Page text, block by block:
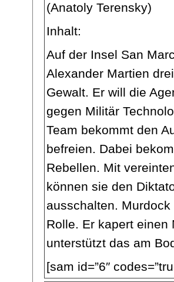
(Anatoly Terensky)
Inhalt:
Auf der Insel San
Alexander Martien
Gewalt. Er will die
gegen Militär
Team bekommt den
befreien. Dabei
Rebellen. Mit
können sie den
ausschalten.
Rolle. Er kapert
unterstützt das am
[sam id=”6″